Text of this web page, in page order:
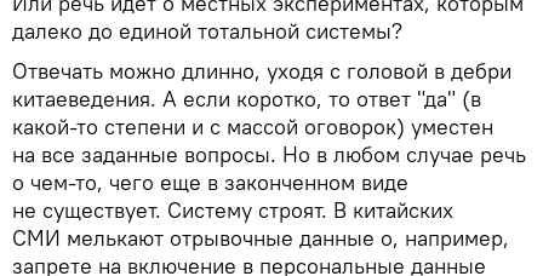
далеко до единой тотальной системы?
Отвечать можно длинно, уходя с головой в дебри
китаеведения. А если коротко, то ответ "да" (в
какой-то степени и с массой оговорок) уместен
на все заданные вопросы. Но в любом случае речь
о чем-то, чего еще в законченном виде
не существует. Систему строят. В китайских
СМИ мелькают отрывочные данные о, например,
запрете на включение в персональные данные